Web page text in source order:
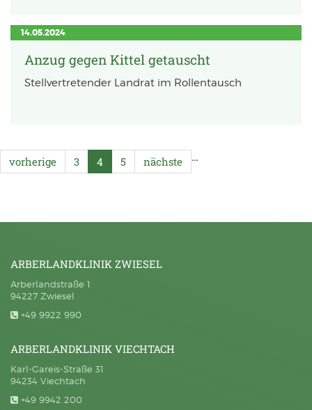
14.05.2024
Anzug gegen Kittel getauscht
Stellvertretender Landrat im Rollentausch
vorherige …
3 4 5 nächste
ARBERLANDKLINIK ZWIESEL
Arberlandstraße 1
94227 Zwiesel
+49 9922 990
ARBERLANDKLINIK VIECHTACH
Karl-Gareis-Straße 31
94234 Viechtach
+49 9942 200